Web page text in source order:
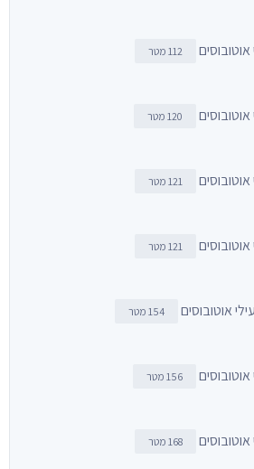
112 מטר
120 מטר
121 מטר
121 מטר
154 מטר
156 מטר
168 מטר